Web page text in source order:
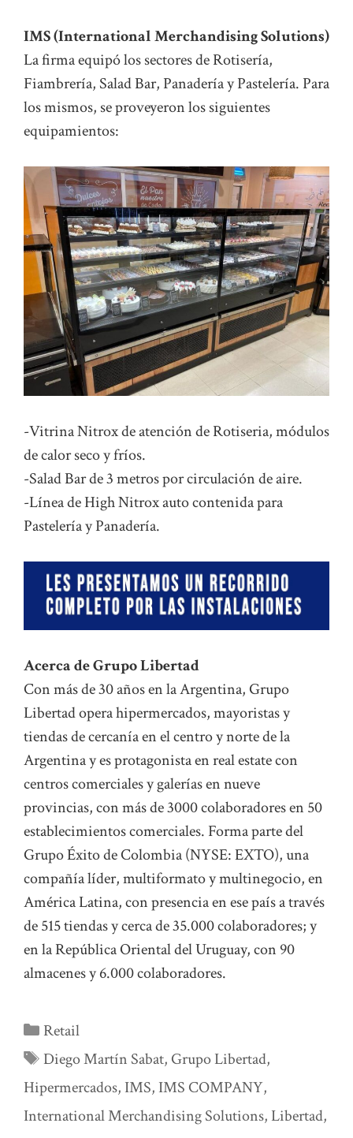
IMS (International Merchandising Solutions)
La firma equipó los sectores de Rotisería,
Fiambrería, Salad Bar, Panadería y Pastelería. Para
los mismos, se proveyeron los siguientes
equipamientos:
-Vitrina Nitrox de atención de Rotiseria, módulos
de calor seco y fríos.
-Salad Bar de 3 metros por circulación de aire.
-Línea de High Nitrox auto contenida para
Pastelería y Panadería.
Acerca de Grupo Libertad
Con más de 30 años en la Argentina, Grupo
Libertad opera hipermercados, mayoristas y
tiendas de cercanía en el centro y norte de la
Argentina y es protagonista en real estate con
centros comerciales y galerías en nueve
provincias, con más de 3000 colaboradores en 50
establecimientos comerciales. Forma parte del
Grupo Éxito de Colombia (NYSE: EXTO), una
compañía líder, multiformato y multinegocio, en
América Latina, con presencia en ese país a través
de 515 tiendas y cerca de 35.000 colaboradores; y
en la República Oriental del Uruguay, con 90
almacenes y 6.000 colaboradores.
Categorías
Retail
Etiquetas
Diego Martín Sabat, Grupo Libertad,
Hipermercados, IMS, IMS COMPANY,
International Merchandising Solutions,Libertad,